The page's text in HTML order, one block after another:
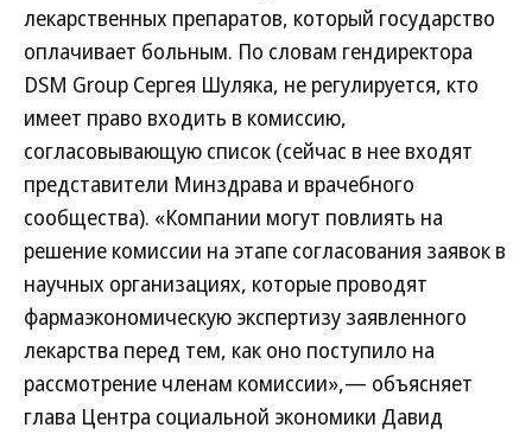
лекарственных препаратов, который государство
оплачивает больным. По словам гендиректора
DSM Group Сергея Шуляка, не регулируется, кто
имеет право входить в комиссию,
согласовывающую список (сейчас в нее входят
представители Минздрава и врачебного
сообщества). «Компании могут повлиять на
решение комиссии на этапе согласования заявок в
научных организациях, которые проводят
фармаэкономическую экспертизу заявленного
лекарства перед тем, как оно поступило на
рассмотрение членам комиссии»,— объясняет
глава Центра социальной экономики Давид